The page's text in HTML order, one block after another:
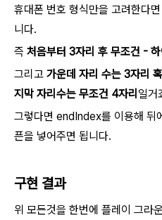
휴대폰 번호 형식만을 고려한다
니다.
즉 처음부터 3자리 후 무조건 -
그리고 가운데 자리 수는 3자리
지막 자리수는 무조건 4자리 일거
그렇다면 endIndex를 이용해 뒤
픈을 넣어주면 됩니다.
구현 결과
위 모든것을 한번에 플레이 그라